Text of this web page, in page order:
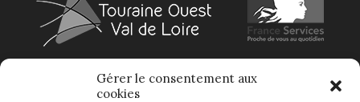
Gérer le consentement aux
cookies